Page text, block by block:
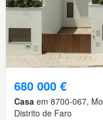
680 000 €
Casa em 8700-067,
Distrito de Faro